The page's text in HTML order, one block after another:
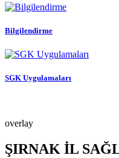
Bilgilendirme
SGK Uygulamaları
overlay
ŞIRNAK İL